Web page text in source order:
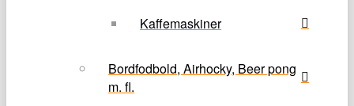
Kaffemaskiner
Bordfodbold, Airhocky, Beer pong
m. fl.